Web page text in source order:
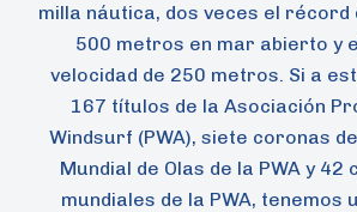
milla náutica, dos veces el récord
500 metros en mar abierto y
velocidad de 250 metros. Si a
167 títulos de la Asociación
Windsurf (PWA), siete coronas
Mundial de Olas de la PWA y 42
mundiales de la PWA, tenemos